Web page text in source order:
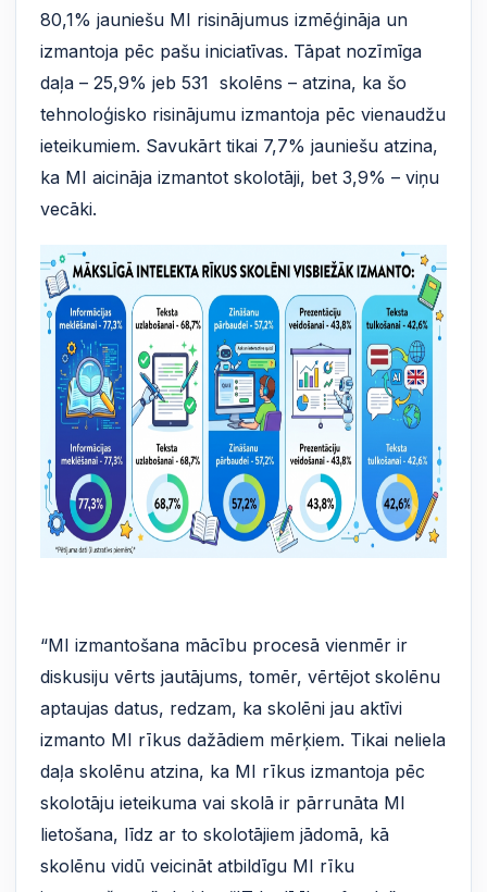
80,1% jauniešu MI risinājumus izmēģināja un
izmantoja pēc pašu iniciatīvas. Tāpat nozīmīga
daļa – 25,9% jeb 531 skolēns – atzina, ka šo
tehnoloģisko risinājumu izmantoja pēc vienaudžu
ieteikumiem. Savukārt tikai 7,7% jauniešu atzina,
ka MI aicināja izmantot skolotāji, bet 3,9% – viņu
vecāki.
“MI izmantošana mācību procesā vienmēr ir
diskusiju vērts jautājums, tomēr, vērtējot skolēnu
aptaujas datus, redzam, ka skolēni jau aktīvi
izmanto MI rīkus dažādiem mērķiem. Tikai neliela
daļa skolēnu atzina, ka MI rīkus izmantoja pēc
skolotāju ieteikuma vai skolā ir pārrunāta MI
lietošana, līdz ar to skolotājiem jādomā, kā
skolēnu vidū veicināt atbildīgu MI rīku